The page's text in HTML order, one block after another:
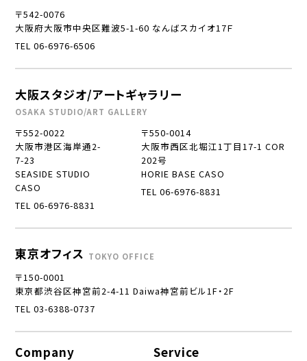
〒542-0076
大阪府大阪市中央区難波5-1-60 なんばスカイオ17Ｆ
TEL 06-6976-6506
大阪スタジオ/アートギャラリー
OSAKA STUDIO/ART GALLERY
〒552-0022
大阪市港区海岸通2-
7-23
SEASIDE STUDIO
CASO
TEL 06-6976-8831
〒550-0014
大阪市西区北堀江1丁目17-1 COR
202号
HORIE BASE CASO
TEL 06-6976-8831
東京オフィス TOKYO OFFICE
〒150-0001
東京都渋谷区神宮前2-4-11 Daiwa神宮前ビル1F・2F
TEL 03-6388-0737
Company Service